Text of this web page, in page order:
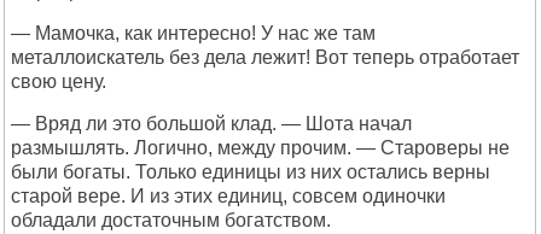
— Мамочка, как интересно! У нас же там
металлоискатель без дела лежит! Вот теперь отработает
свою цену.
— Вряд ли это большой клад. — Шота начал
размышлять. Логично, между прочим. — Староверы не
были богаты. Только единицы из них остались верны
старой вере. И из этих единиц, совсем одиночки
обладали достаточным богатством.